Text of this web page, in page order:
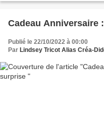
Cadeau Anniversaire
Publié le 22/10/2022 à 00:00
Par Lindsey Tricot Alias Créa-